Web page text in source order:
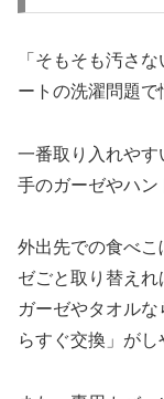
「そもそも汚さ
ートの洗濯問題で
一番取り入れや
手のガーゼやハン
外出先での食べ
ゼごと取り替えれ
ガーゼやタオル
らすぐ交換」がし